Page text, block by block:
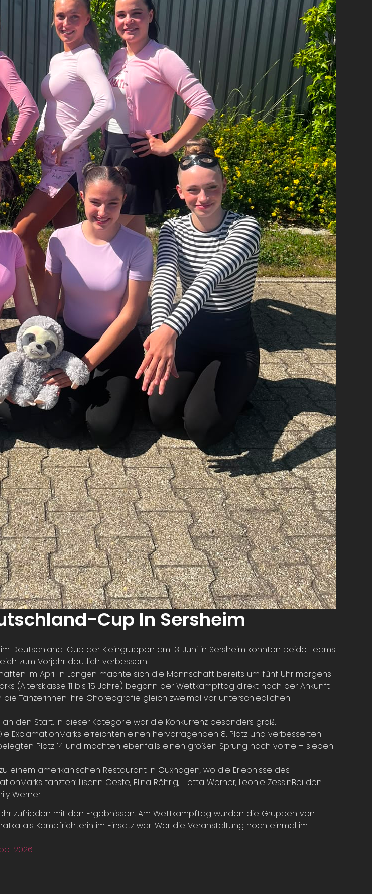
Cup In Sersheim
Deutschland-Cup der Kleingruppen am 13. Juni in Sersheim konnten beide Teams
zum Vorjahr deutlich verbessern.
im April in Langen machte sich die Mannschaft bereits um fünf Uhr morgens
(Altersklasse 11 bis 15 Jahre) begann der Wettkampftag direkt nach der Ankunft
Tänzerinnen ihre Choreografie gleich zweimal vor unterschiedlichen
den Start. In dieser Kategorie war die Konkurrenz besonders groß.
ExclamationMarks erreichten einen hervorragenden 8. Platz und verbesserten
Platz 14 und machten ebenfalls einen großen Sprung nach vorne – sieben
amerikanischen Restaurant in Guxhagen, wo die Erlebnisse des
tanzten: Lisann Oeste, Elina Röhrig, Lotta Werner, Leonie ZessinBei den
Werner
zufrieden mit den Ergebnissen. Am Wettkampftag wurden die Gruppen von
als Kampfrichterin im Einsatz war. Wer die Veranstaltung noch einmal im
2026